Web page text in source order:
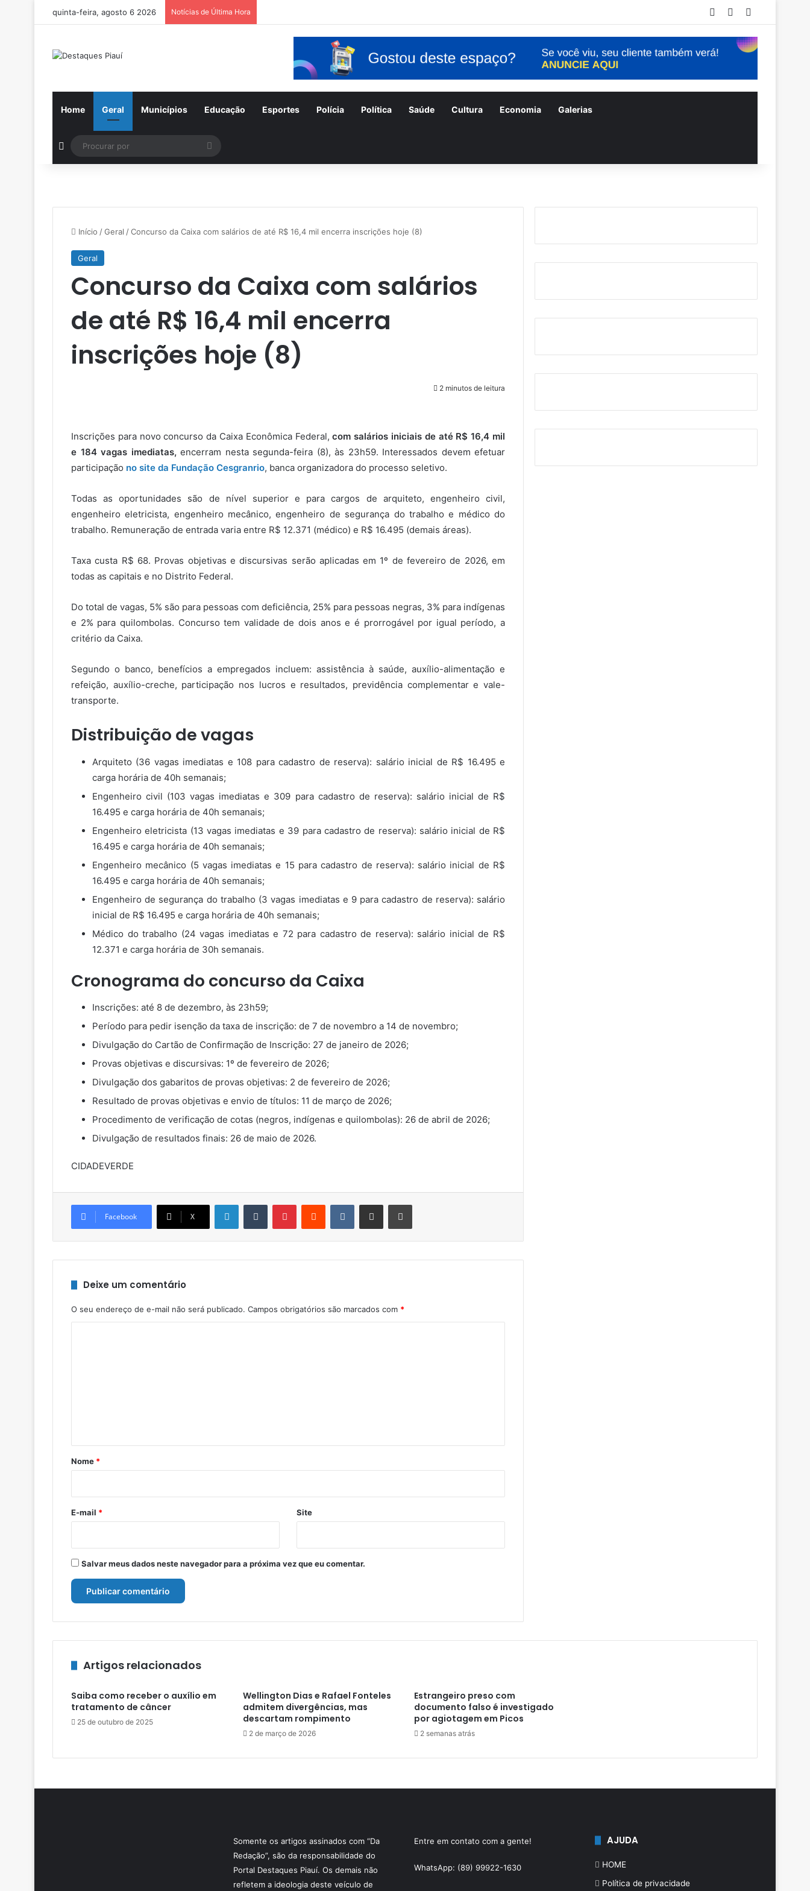
quinta-feira, agosto 6 2026 Notícias de Última Hora Entrar Artigo aleatório
Home Geral Municípios Educação Esportes Polícia Política Saúde Cultura Economia Galerias
Switch skin
Procurar
por
Início /Geral /Concurso da Caixa com salários de até R$ 16,4 mil encerra inscrições hoje (8)
Geral
Concurso da Caixa com salários
de até R$ 16,4 mil encerra
inscrições hoje (8)
2 minutos de leitura
Inscrições para novo concurso da Caixa Econômica Federal, com salários iniciais de até R$ 16,4 mil
e 184 vagas imediatas, encerram nesta segunda-feira (8), às 23h59. Interessados devem efetuar
participação no site da Fundação Cesgranrio, banca organizadora do processo seletivo.
Todas as oportunidades são de nível superior e para cargos de arquiteto, engenheiro civil,
engenheiro eletricista, engenheiro mecânico, engenheiro de segurança do trabalho e médico do
trabalho. Remuneração de entrada varia entre R$ 12.371 (médico) e R$ 16.495 (demais áreas).
Taxa custa R$ 68. Provas objetivas e discursivas serão aplicadas em 1º de fevereiro de 2026, em
todas as capitais e no Distrito Federal.
Do total de vagas, 5% são para pessoas com deficiência, 25% para pessoas negras, 3% para indígenas
e 2% para quilombolas. Concurso tem validade de dois anos e é prorrogável por igual período, a
critério da Caixa.
Segundo o banco, benefícios a empregados incluem: assistência à saúde, auxílio-alimentação e
refeição, auxílio-creche, participação nos lucros e resultados, previdência complementar e vale-
transporte.
Distribuição de vagas
Arquiteto (36 vagas imediatas e 108 para cadastro de reserva): salário inicial de R$ 16.495 e
carga horária de 40h semanais;
Engenheiro civil (103 vagas imediatas e 309 para cadastro de reserva): salário inicial de R$
16.495 e carga horária de 40h semanais;
Engenheiro eletricista (13 vagas imediatas e 39 para cadastro de reserva): salário inicial de R$
16.495 e carga horária de 40h semanais;
Engenheiro mecânico (5 vagas imediatas e 15 para cadastro de reserva): salário inicial de R$
16.495 e carga horária de 40h semanais;
Engenheiro de segurança do trabalho (3 vagas imediatas e 9 para cadastro de reserva): salário
inicial de R$ 16.495 e carga horária de 40h semanais;
Médico do trabalho (24 vagas imediatas e 72 para cadastro de reserva): salário inicial de R$
12.371 e carga horária de 30h semanais.
Cronograma do concurso da Caixa
Inscrições: até 8 de dezembro, às 23h59;
Período para pedir isenção da taxa de inscrição: de 7 de novembro a 14 de novembro;
Divulgação do Cartão de Confirmação de Inscrição: 27 de janeiro de 2026;
Provas objetivas e discursivas: 1º de fevereiro de 2026;
Divulgação dos gabaritos de provas objetivas: 2 de fevereiro de 2026;
Resultado de provas objetivas e envio de títulos: 11 de março de 2026;
Procedimento de verificação de cotas (negros, indígenas e quilombolas): 26 de abril de 2026;
Divulgação de resultados finais: 26 de maio de 2026.
CIDADEVERDE
Facebook X
LinkedinTumblr PinterestReddit VK Compartilhar via e-mail Imprimir
Deixe um comentário
O seu endereço de e-mail não será publicado. Campos obrigatórios são marcados com *
r
*
Nome *
E-mail * Site
Salvar meus dados neste navegador para a próxima vez que eu comentar.
Artigos relacionados
Saiba como receber o auxílio em
tratamento de câncer
25 de outubro de 2025
Wellington Dias e Rafael Fonteles
admitem divergências, mas
descartam rompimento
2 de março de 2026
Estrangeiro preso com
documento falso é investigado
por agiotagem em Picos
2 semanas atrás
Somente os artigos assinados com “Da
Redação”, são da responsabilidade do
Portal Destaques Piauí. Os demais não
refletem a ideologia deste veículo de
Entre em contato com a gente!
WhatsApp: (89) 99922-1630
AJUDA
HOME
Política de privacidade